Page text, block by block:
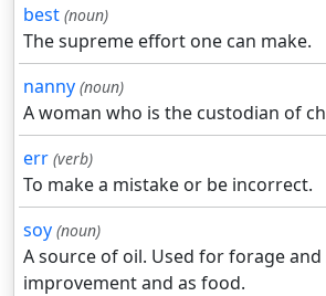
best (noun)
The supreme effort one can make.
nanny (noun)
A woman who is the custodian of
err (verb)
To make a mistake or be incorrect.
soy (noun)
A source of oil. Used for forage and
improvement and as food.